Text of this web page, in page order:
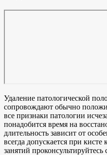
Удаление патологической
сопровождают обычно
все признаки патологии
понадобится время на
длительность зависит от
всегда допускается при
занятий проконсультируйтесь